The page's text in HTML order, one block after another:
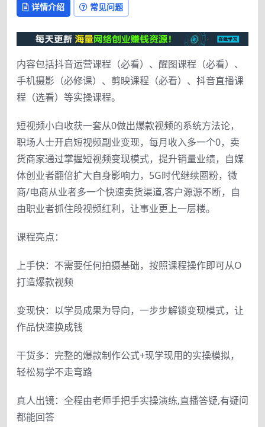
详情介绍 常见问题
内容包括抖音运营课程（必看）、醒图课程（必看）、
手机摄影（必修课）、剪映课程（必看）、抖音直播课
程（选看）等实操课程。
短视频小白收获一套从0做出爆款视频的系统方法论，
职场人士开启短视频副业变现，每月收入多一个0，卖
货商家通过掌握短视频变现模式，提升销量业绩，自媒
体创业者翻倍扩大自身影响力，5G时代继续圈粉，微
商/电商从业者多一个快速卖货渠道,客户源源不断，自
由职业者抓住段视频红利，让事业更上一层楼。
课程亮点：
上手快：不需要任何拍摄基础，按照课程操作即可从O
打造爆款视频
变现快：以学员成果为导向，一步步解锁变现模式，让
作品快速换成钱
干货多：完整的爆款制作公式+现学现用的实操模拟，
轻松易学不走弯路
真人出镜：全程由老师手把手实操演练,直播答疑,有疑问
都能回答